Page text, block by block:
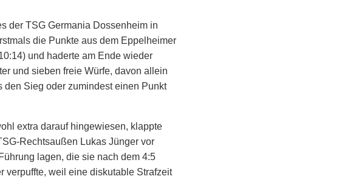
der TSG Germania Dossenheim in
die Punkte aus dem Eppelheimer
und haderte am Ende wieder
und sieben freie Würfe, davon allein
Sieg oder zumindest einen Punkt
extra darauf hingewiesen, klappte
Rechtsaußen Lukas Jünger vor
lagen, die sie nach dem 4:5
verpuffte, weil eine diskutable Strafzeit